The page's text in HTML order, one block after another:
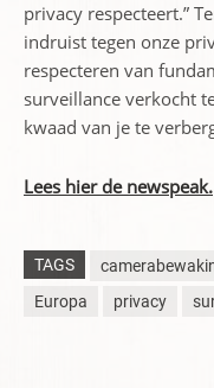
privacy respecteert.”
indruist tegen onze
respecteren van
surveillance verkocht
kwaad van je te
Lees hier de newspeak.
TAGS
Europa
privacy